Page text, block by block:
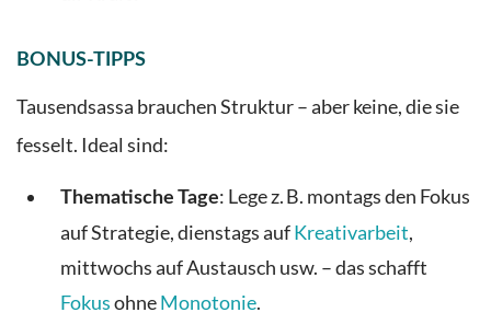
BONUS-TIPPS
Tausendsassa brauchen Struktur – aber keine, die sie
fesselt. Ideal sind:
Thematische Tage: Lege z. B. montags den Fokus
auf Strategie, dienstags aufKreativarbeit,
mittwochs auf Austausch usw. – das schafft
FokusohneMonotonie.